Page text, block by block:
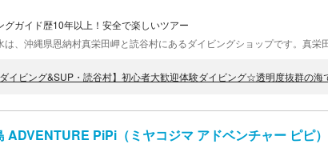
グガイド歴10年以上！安全で楽しいツアー
ADVENTURE PiPi（ミヤコジマ アドベンチャー ピピ）